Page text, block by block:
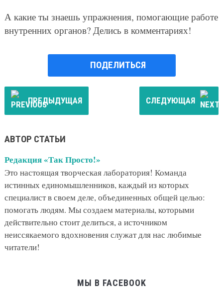
А какие ты знаешь упражнения, помогающие работе
внутренних органов? Делись в комментариях!
ПОДЕЛИТЬСЯ
ПРЕДЫДУЩАЯ СЛЕДУЮЩАЯ
АВТОР СТАТЬИ
Редакция «Так Просто!»
Это настоящая творческая лаборатория! Команда
истинных единомышленников, каждый из которых
специалист в своем деле, объединенных общей целью:
помогать людям. Мы создаем материалы, которыми
действительно стоит делиться, а источником
неиссякаемого вдохновения служат для нас любимые
читатели!
МЫ В FACEBOOK